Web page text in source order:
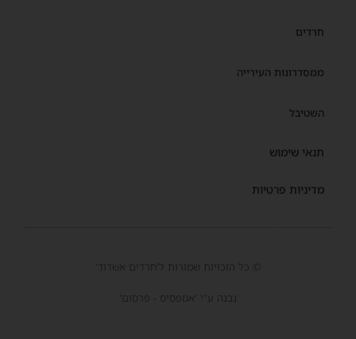
חרדים
ממסדרונות העירייה
השטיבל
תנאי שימוש
מדיניות פרטיות
© כל הזכויות שמורות ל'חרדים אשדוד'
נבנה ע"י 'אמפסיס - פרסום'